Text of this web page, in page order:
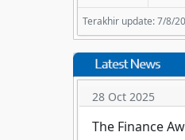
Terakhir update: 7/8/
28 Oct 2025
The Finance